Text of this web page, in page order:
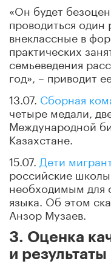
«Он будет
проводиться один
внеклассные в
практических
семьеведения
год», – приводит
13.07. Сборная
четыре медали,
Международной
Казахстане.
15.07. Дети
российские
необходимым для
языка. Об этом
Анзор Музаев.
3. Оценка
и